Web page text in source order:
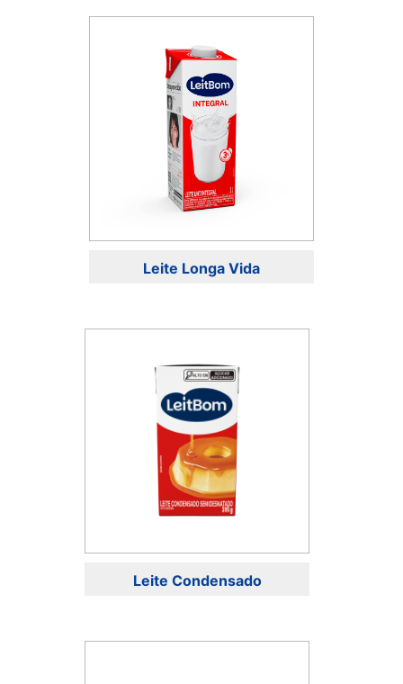
Leite Longa Vida
Leite Condensado